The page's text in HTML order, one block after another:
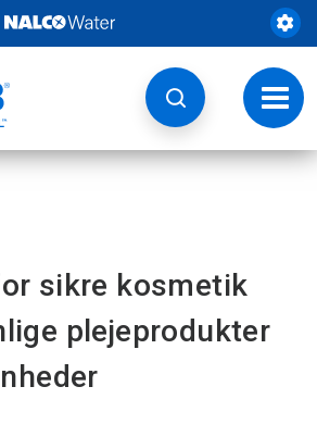
Skift
sikre kosmetik
plejeprodukter